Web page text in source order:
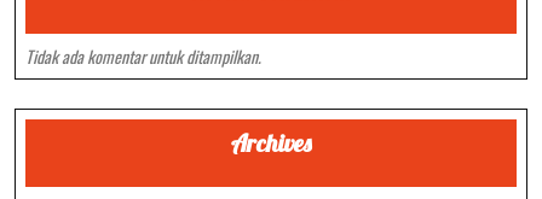
Tidak ada komentar untuk ditampilkan.
Archives